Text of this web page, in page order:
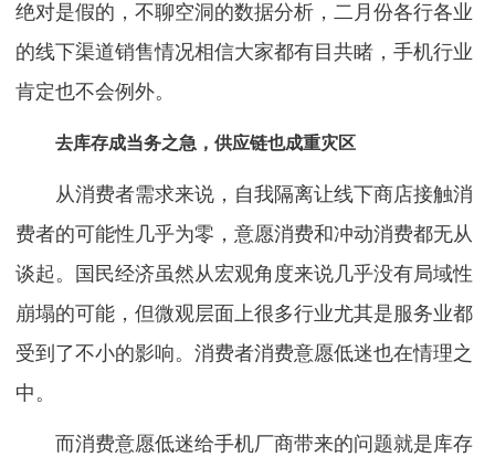
绝对是假的，不聊空洞的数据分析，二月份各行各业
的线下渠道销售情况相信大家都有目共睹，手机行业
肯定也不会例外。
去库存成当务之急，供应链也成重灾区
从消费者需求来说，自我隔离让线下商店接触消
费者的可能性几乎为零，意愿消费和冲动消费都无从
谈起。国民经济虽然从宏观角度来说几乎没有局域性
崩塌的可能，但微观层面上很多行业尤其是服务业都
受到了不小的影响。消费者消费意愿低迷也在情理之
中。
而消费意愿低迷给手机厂商带来的问题就是库存